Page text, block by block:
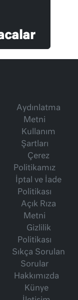
Aydınlatma
Metni
Kullanım
Şartları
Çerez
Politikamız
İptal ve İade
Politikası
Açık Rıza
Metni
Gizlilik
Politikası
Sıkça Sorulan
Sorular
Hakkımızda
Künye